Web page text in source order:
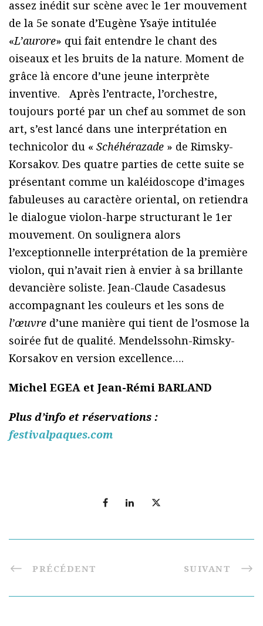
assez inédit sur scène avec le 1er mouvement
de la 5e sonate d’Eugène Ysaÿe intitulée
«L’aurore» qui fait entendre le chant des
oiseaux et les bruits de la nature. Moment de
grâce là encore d’une jeune interprète
inventive. Après l’entracte, l’orchestre,
toujours porté par un chef au sommet de son
art, s’est lancé dans une interprétation en
technicolor du « Schéhérazade » de Rimsky-
Korsakov. Des quatre parties de cette suite se
présentant comme un kaléidoscope d’images
fabuleuses au caractère oriental, on retiendra
le dialogue violon-harpe structurant le 1er
mouvement. On soulignera alors
l’exceptionnelle interprétation de la première
violon, qui n’avait rien à envier à sa brillante
devancière soliste. Jean-Claude Casadesus
accompagnant les couleurs et les sons de
l’œuvre d’une manière qui tient de l’osmose la
soirée fut de qualité. Mendelssohn-Rimsky-
Korsakov en version excellence….
Michel EGEA et Jean-Rémi BARLAND
Plus d’info et réservations :
festivalpaques.com
PRÉCÉDENT SUIVANT